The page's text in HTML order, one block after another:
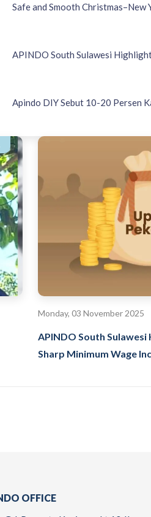
Safe and Smooth
APINDO South Sulawesi
Apindo DIY Sebut 10-20 Persen
Monday, 03 November 2025
APINDO South
Sharp Minimum Wage
OFFICE